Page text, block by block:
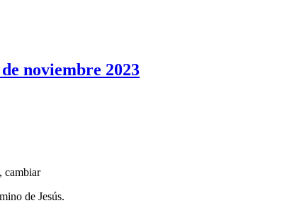
noviembre 2023
cambiar
de Jesús.